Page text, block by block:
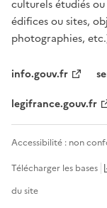
culturels étudiés
édifices ou sites,
photographies,
info.gouv.fr
legifrance.gouv.fr
Accessibilité : non
Télécharger les bases
du site